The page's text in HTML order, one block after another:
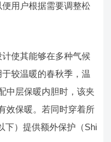
用户根据需要调整松
计使其能够在多种气候
较温暖的春秋季，温
中层保暖内胆时，该夹
效保暖。若同时穿着所
下）提供额外保护（Shi